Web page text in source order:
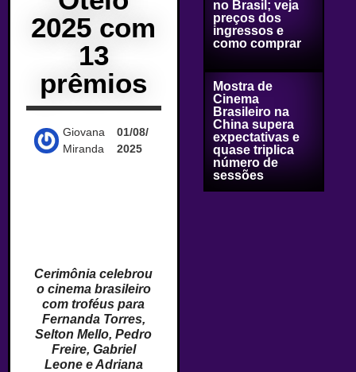
2025 com
13
prêmios
Giovana
Miranda
01/08/
2025
Cerimônia celebrou
o cinema brasileiro
com troféus para
Fernanda Torres,
Selton Mello, Pedro
Freire, Gabriel
Leone e Adriana
no Brasil; veja
preços dos
ingressos e
como comprar
Mostra de
Cinema
Brasileiro na
China supera
expectativas e
quase triplica
número de
sessões